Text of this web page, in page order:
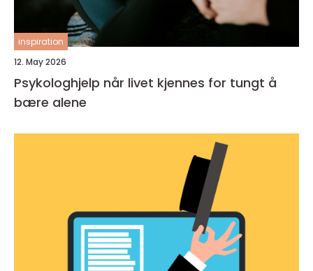
inspiration
12. May 2026
Psykologhjelp når livet kjennes for tungt å
bære alene